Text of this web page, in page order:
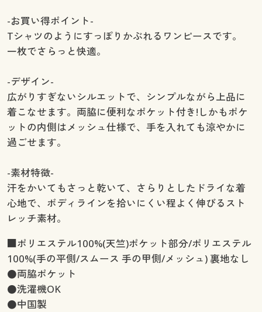
-お買い得ポイント-
Tシャツのようにすっぽりかぶれるワンピースです。
一枚でさらっと快適。
-デザイン-
広がりすぎないシルエットで、シンプルながら上品に
着こなせます。両脇に便利なポケット付き!しかもポケ
ットの内側はメッシュ仕様で、手を入れても涼やかに
過ごせます。
-素材特徴-
汗をかいてもさっと乾いて、さらりとしたドライな着
心地で、ボディラインを拾いにくい程よく伸びるスト
レッチ素材。
■ポリエステル100%(天竺)ポケット部分/ポリエステル
100%(手の平側/スムース 手の甲側/メッシュ) 裏地なし
●両脇ポケット
●洗濯機OK
●中国製